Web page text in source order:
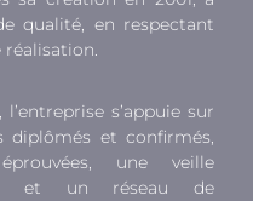
qualité, en respectant
réalisation.
s’appuie sur
diplômés et confirmés,
une veille
et un réseau de